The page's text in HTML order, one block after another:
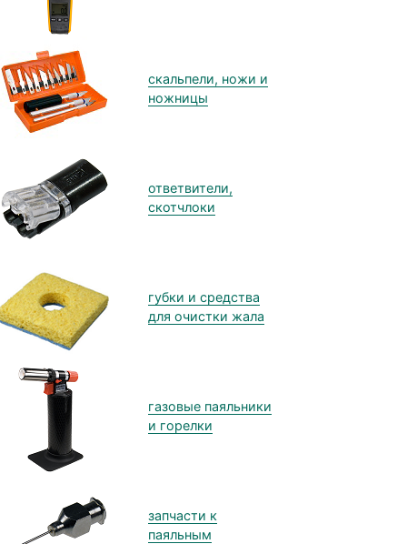
скальпели, ножи и
ножницы
ответвители,
скотчлоки
губки и средства
для очистки жала
газовые паяльники
и горелки
запчасти к
паяльным